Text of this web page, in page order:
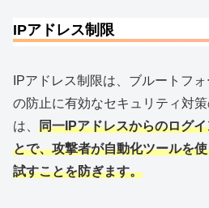
IPアドレス制限
IPアドレス制限は、ブルートフ
の防止に有効なセキュリティ対
は、 同一IPアドレスからのログ
とで、攻撃者が自動化ツールを
試すことを防ぎます。